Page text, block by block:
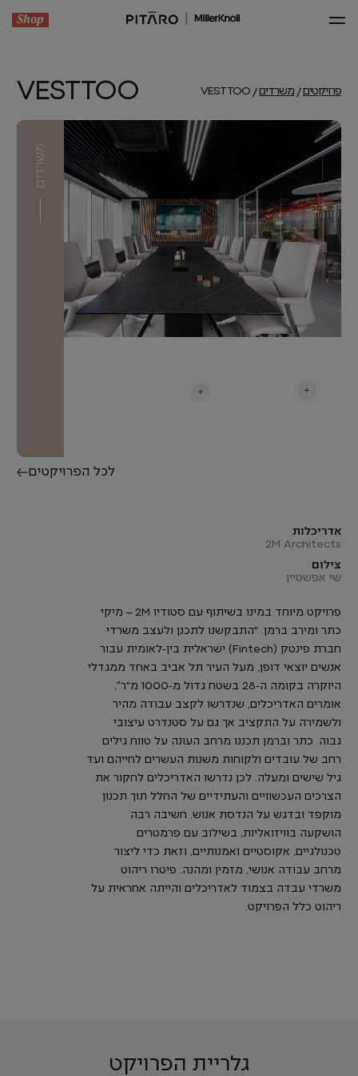
Shop
VESTTOO פרויקטים משרדים VESTTOO
משרדים
+ +
אדריכלות
2M Architects
צילום
שי אפשטיין
פרויקט מיוחד במינו בשיתוף עם סטודיו 2M – מיקי
כתר ומירב ברמן. "התבקשנו לתכנן ולעצב משרדי
חברת פינטק (Fintech) ישראלית בין-לאומית עבור
אנשים יוצאי דופן, מעל העיר תל אביב באחד ממגדלי
היוקרה בקומה ה-28 בשטח גדול מ-1000 מ"ר״,
אומרים האדריכלים, שנדרשו לקצב עבודה מהיר
ולשמירה על התקציב אך גם על סטנדרט עיצובי
גבוה. כתר וברמן תכננו מרחב העונה על טווח גילים
רחב של עובדים ולקוחות משנות העשרים לחייהם ועד
גיל שישים ומעלה. לכן נדרשו האדריכלים לחקור את
הצרכים העכשוויים והעתידיים של החלל תוך תכנון
מוקפד ובדגש על הנדסת אנוש. חשיבה רבה
הושקעה בוויזואליות, בשילוב עם פרמטרים
טכנולגיים, אקוסטיים ואמנותיים, וזאת כדי ליצור
מרחב עבודה אנושי, מזמין ומהנה. פיטרו ריהוט
משרדי עבדה בצמוד לאדריכלים והייתה אחראית על
ריהוט כלל הפרויקט.
לכל הפרויקטים
גלריית הפרויקט